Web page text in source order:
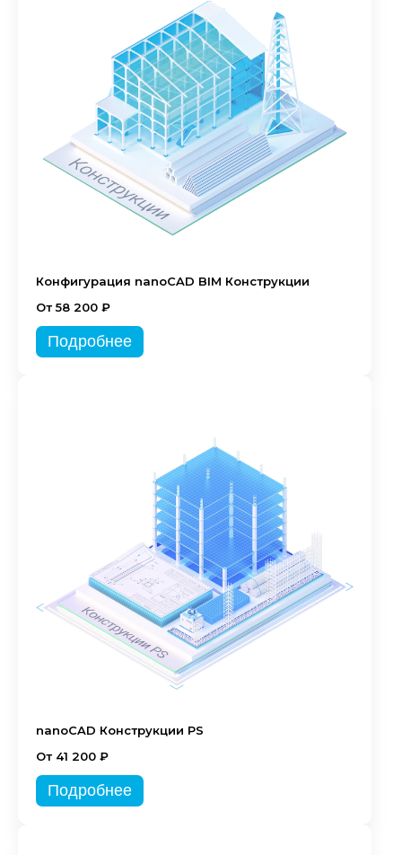
Конфигурация nanoCAD BIM Конструкции
От 58 200 ₽
Подробнее
nanoCAD Конструкции PS
От 41 200 ₽
Подробнее